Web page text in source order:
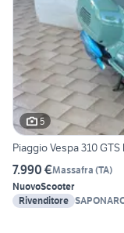
5
Piaggio Vespa 310
7.990 €Massafra (TA)
NuovoScooter
Rivenditore